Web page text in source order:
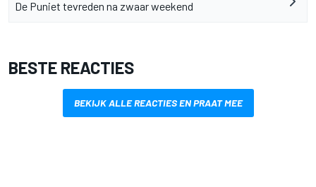
De Puniet tevreden na zwaar weekend
BESTE REACTIES
BEKIJK ALLE REACTIES EN PRAAT MEE